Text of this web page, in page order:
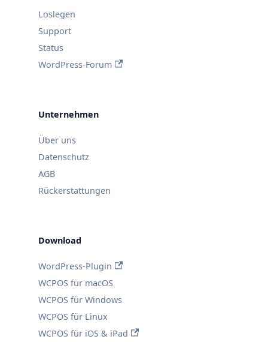
Loslegen
Support
Status
WordPress-Forum
Unternehmen
Über uns
Datenschutz
AGB
Rückerstattungen
Download
WordPress-Plugin
WCPOS für macOS
WCPOS für Windows
WCPOS für Linux
WCPOS für iOS & iPad